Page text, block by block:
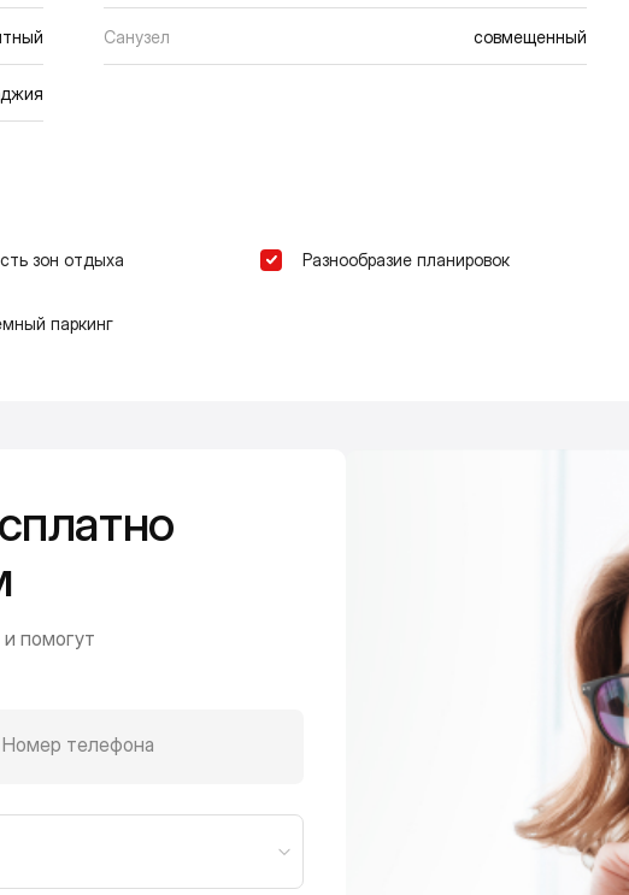
Санузел совмещенный
зон отдыха Разнообразие планировок
паркинг
помогут
Номер телефона